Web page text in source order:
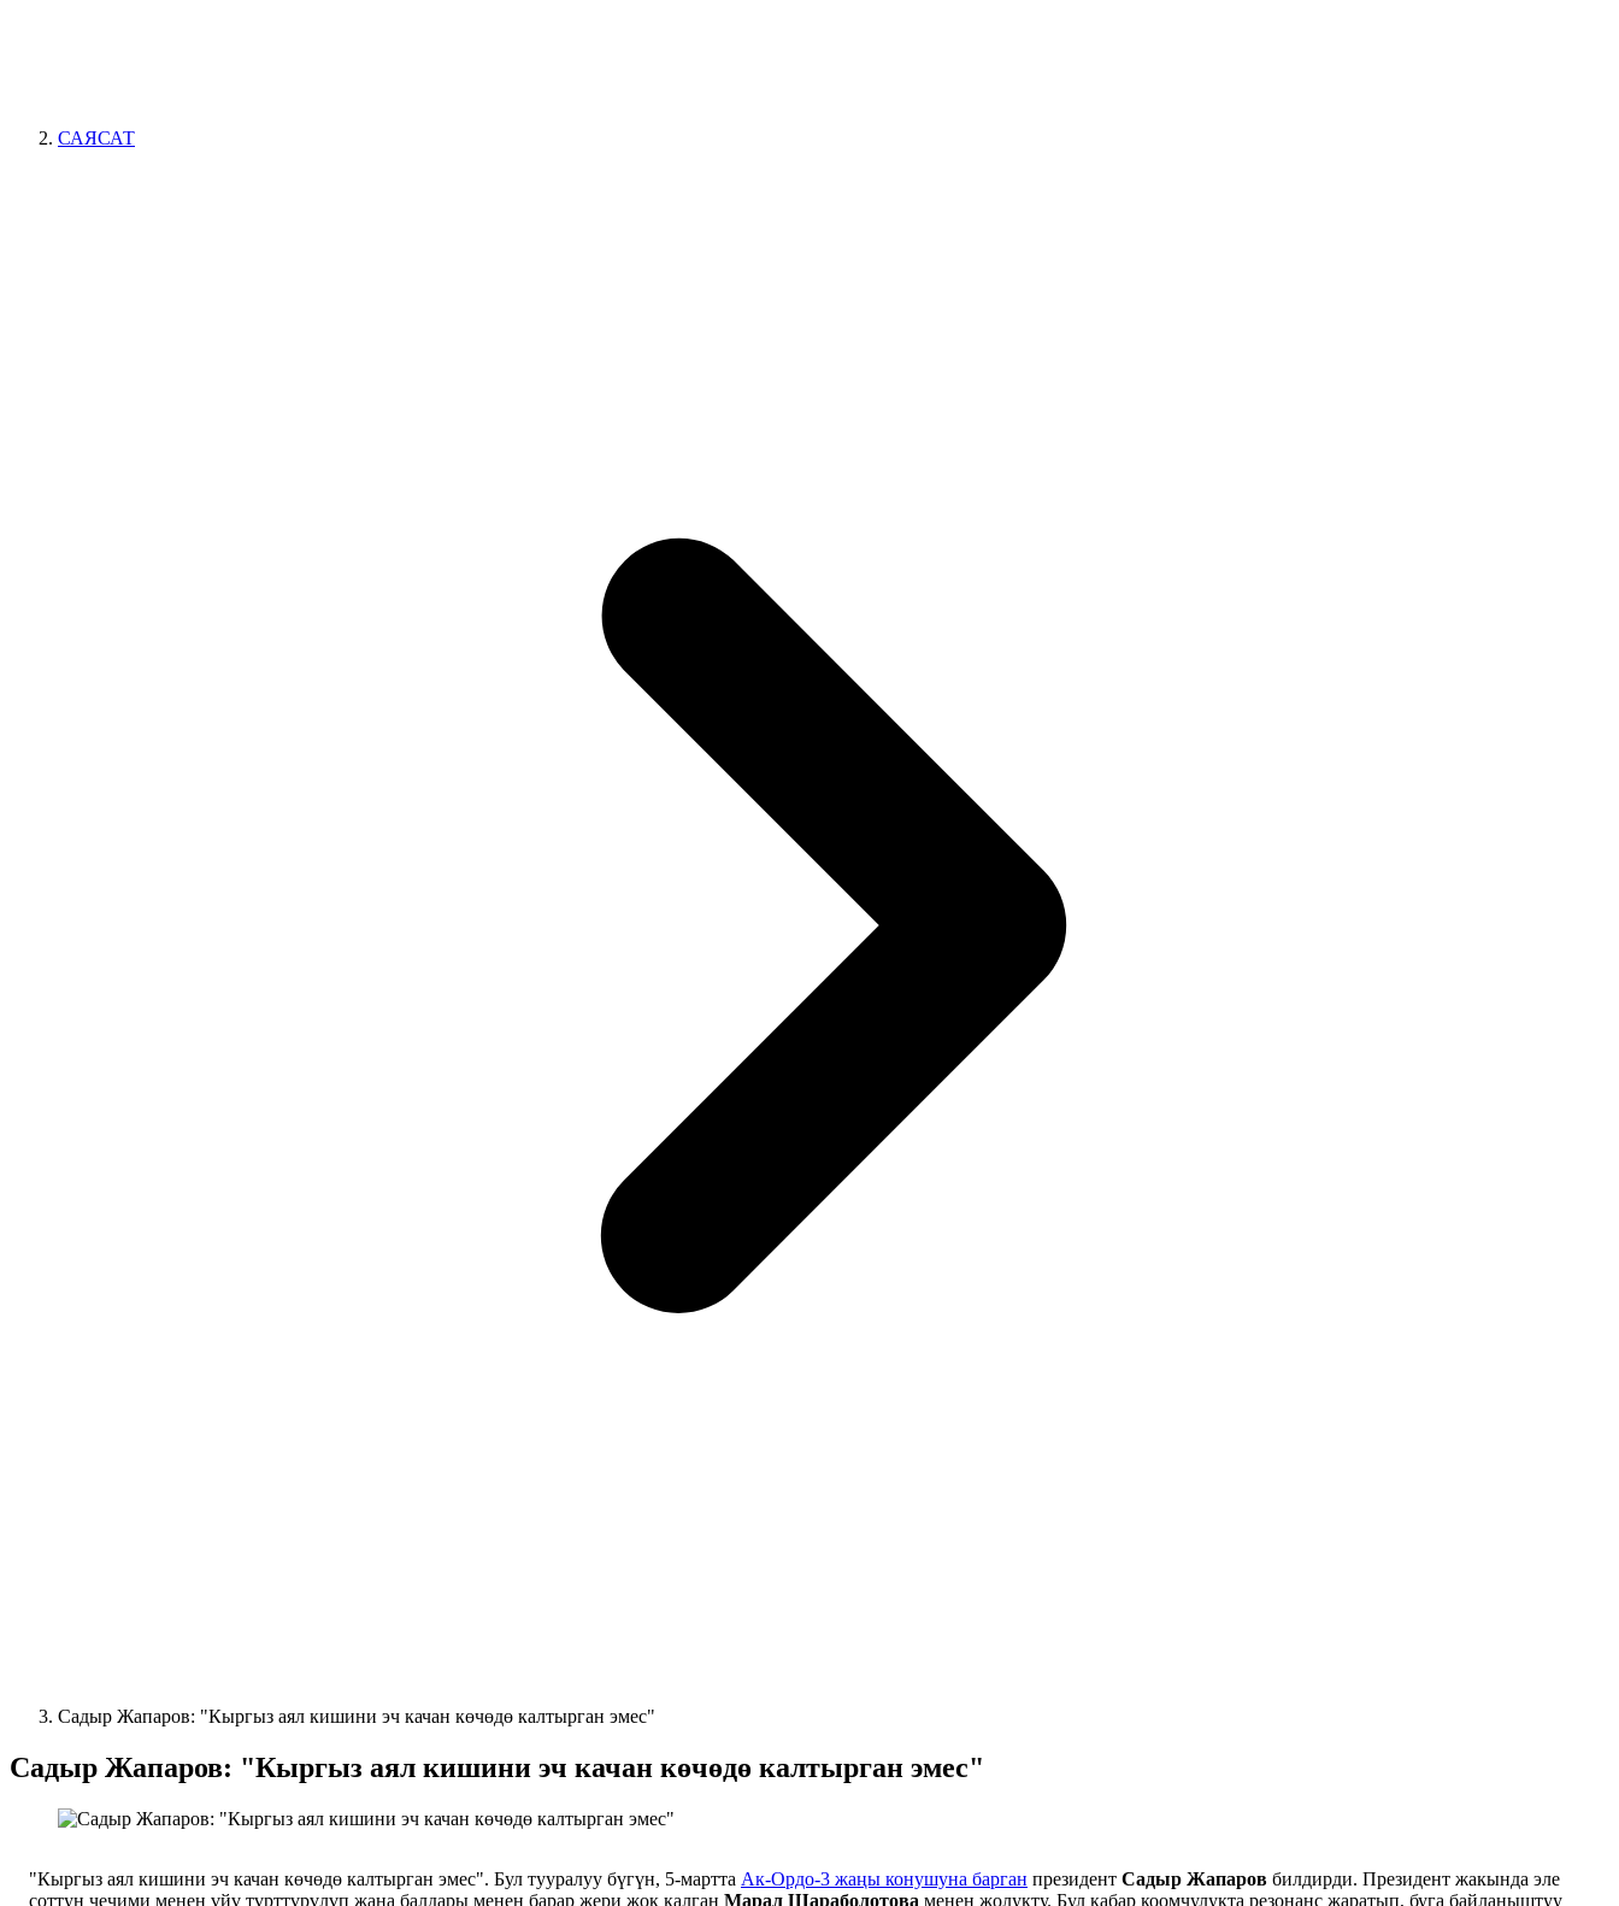
САЯСАТ
Садыр Жапаров: "Кыргыз аял кишини эч качан көчөдө калтырган эмес"
Садыр Жапаров: "Кыргыз аял кишини эч качан көчөдө калтырган эмес"
"Кыргыз аял кишини эч качан көчөдө калтырган эмес". Бул тууралуу бүгүн, 5-мартта Ак-Ордо-3 жаңы конушуна барган президент Садыр Жапаров билдирди. Президент жакында эле
соттун чечими менен үйү түрттүрүлүп жана балдары менен барар жери жок калган Марал Шараболотова менен жолукту. Бул кабар коомчулукта резонанс жаратып, буга байланыштуу